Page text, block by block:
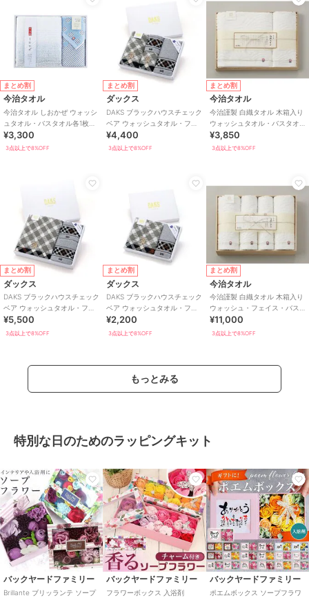
まとめ割
今治タオル
今治タオル しおかぜ ウォッシ
ュタオル・バスタオル各1枚入
り
¥3,300
3点以上で8%OFF
まとめ割
ダックス
DAKS ブラックハウスチェック
ベア ウォッシュタオル・フェ
イスタオル各2枚入り
¥4,400
3点以上で8%OFF
まとめ割
今治タオル
今治謹製 白織タオル 木箱入り
ウォッシュタオル・バスタオ
¥3,850
3点以上で8%OFF
まとめ割
ダックス
DAKS ブラックハウスチェック
ベア ウォッシュタオル・フェ
イスタオル・バスタオル各1枚
入り
¥5,500
3点以上で8%OFF
まとめ割
ダックス
DAKS ブラックハウスチェック
ベア ウォッシュタオル・フェ
イスタオル各1枚入り
¥2,200
3点以上で8%OFF
まとめ割
今治タオル
今治謹製 白織タオル 木箱入り
ウォッシュ・フェイス・バス
¥11,000
3点以上で8%OFF
もっとみる
特別な日のためのラッピングキット
バックヤードファミリー
Brillante ブリッランテ ソープ
バックヤードファミリー
フラワーボックス 入浴剤
バックヤードファミリー
ポエムボックス ソープフラワ